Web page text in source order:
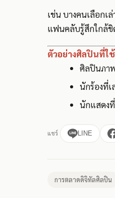
เช่น บางคนเลือกเ
แฟนคลับรู้สึกใกล้ชิ
ตัวอย่างศิลปินที่ใ
ศิลปินภา
นักร้องที่เ
นักแสดง
แชร์ LINE
การตลาดดิจิทัลศิลปิน